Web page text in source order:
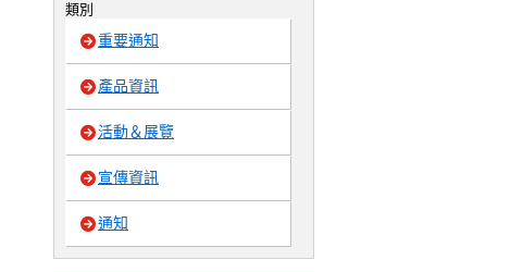
類別
重要通知
產品資訊
活動＆展覽
宣傳資訊
通知